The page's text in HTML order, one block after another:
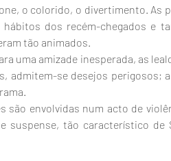
o colorido, o divertimento. As
dos recém-chegados e
tão animados.
uma amizade inesperada, as
admitem-se desejos perigosos;
são envolvidas num acto de
suspense, tão característico de